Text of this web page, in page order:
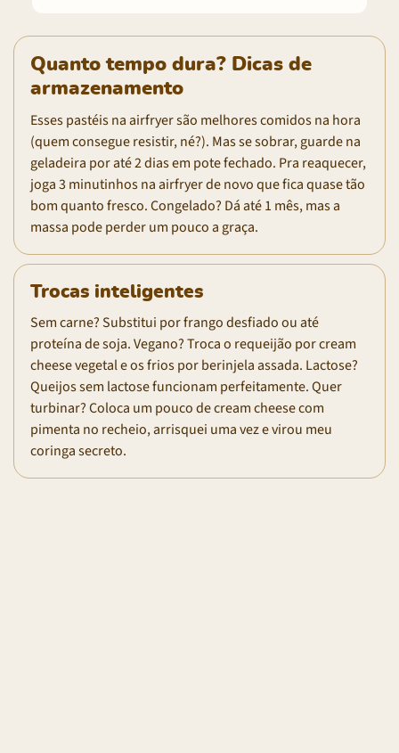
Quanto tempo dura? Dicas de
armazenamento
Esses pastéis na airfryer são melhores comidos na hora
(quem consegue resistir, né?). Mas se sobrar, guarde na
geladeira por até 2 dias em pote fechado. Pra reaquecer,
joga 3 minutinhos na airfryer de novo que fica quase tão
bom quanto fresco. Congelado? Dá até 1 mês, mas a
massa pode perder um pouco a graça.
Trocas inteligentes
Sem carne? Substitui por frango desfiado ou até
proteína de soja. Vegano? Troca o requeijão por cream
cheese vegetal e os frios por berinjela assada. Lactose?
Queijos sem lactose funcionam perfeitamente. Quer
turbinar? Coloca um pouco de cream cheese com
pimenta no recheio, arrisquei uma vez e virou meu
coringa secreto.